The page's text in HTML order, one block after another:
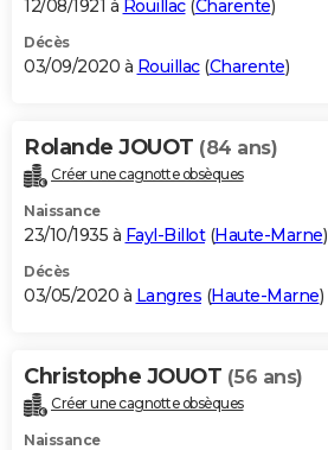
12/08/1921 à Rouillac(Charente)
Décès
03/09/2020 à Rouillac(Charente)
Rolande JOUOT (84 ans)
Créer une cagnotte obsèques
Naissance
23/10/1935 à Fayl-Billot(Haute-Marne)
Décès
03/05/2020 à Langres (Haute-Marne)
Christophe JOUOT (56 ans)
Créer une cagnotte obsèques
Naissance